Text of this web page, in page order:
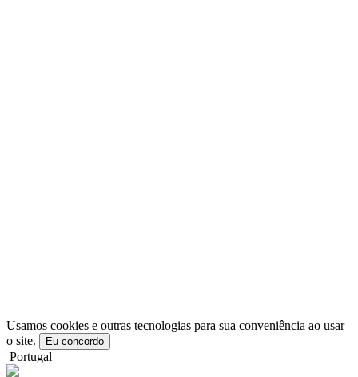
Usamos cookies e outras tecnologias para sua conveniência ao usar
o site.
Eu concordo
Portugal